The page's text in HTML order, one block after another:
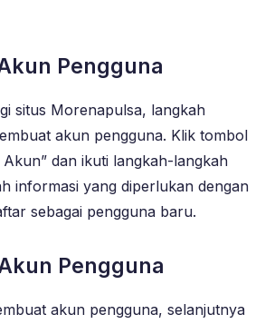
Pengguna
situs Morenapulsa, langkah
akun pengguna. Klik tombol
Akun” dan ikuti langkah-langkah
informasi yang diperlukan dengan
sebagai pengguna baru.
Pengguna
akun pengguna, selanjutnya